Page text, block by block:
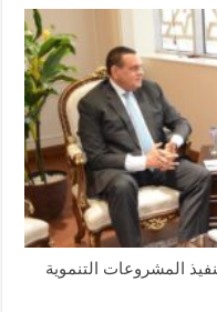
المشروعات التنموية